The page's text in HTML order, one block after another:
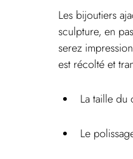
Les bijoutiers
sculpture, en
serez
est récolté et
La taille du
Le